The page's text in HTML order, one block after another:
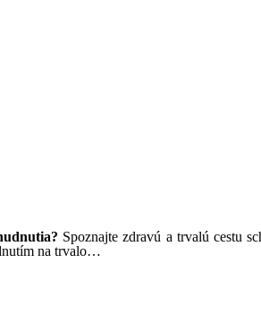
Spoznajte zdravú a trvalú cestu
na trvalo…